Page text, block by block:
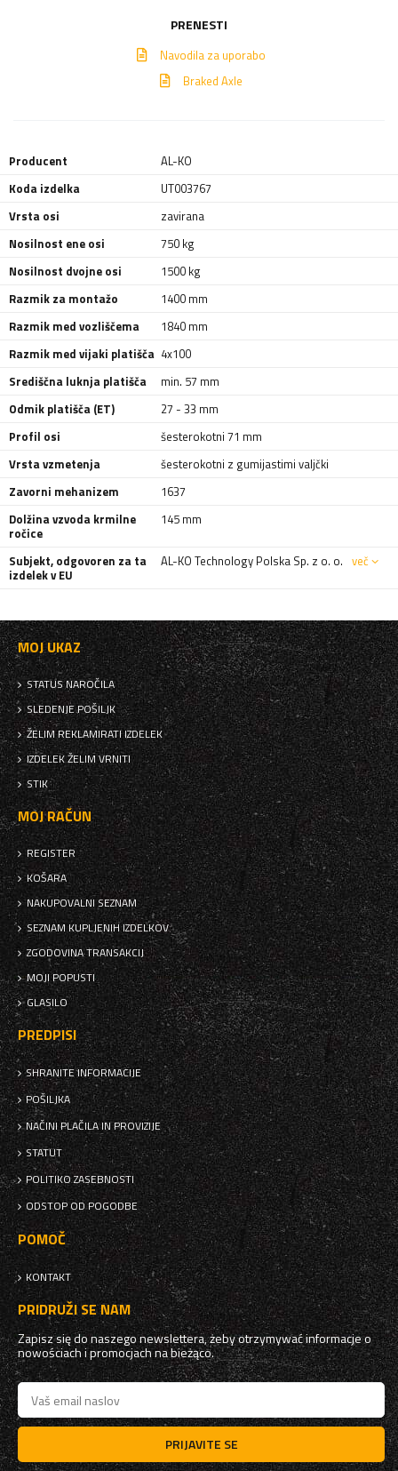
PRENESTI
Navodila za uporabo
Braked Axle
Producent
AL-KO
Koda izdelka
UT003767
Vrsta osi
zavirana
Nosilnost ene osi
750 kg
Nosilnost dvojne osi
1500 kg
Razmik za montažo
1400 mm
Razmik med vozliščema
1840 mm
Razmik med vijaki platišča 4x100
Središčna luknja platišča
min. 57 mm
Odmik platišča (ET)
27 - 33 mm
Profil osi
šesterokotni 71 mm
Vrsta vzmetenja
šesterokotni z gumijastimi valjčki
Zavorni mehanizem
1637
Dolžina vzvoda krmilne
ročice
145 mm
Subjekt, odgovoren za ta
izdelek v EU
AL-KO Technology Polska Sp. z o. o. več
MOJ UKAZ
STATUS NAROČILA
SLEDENJE POŠILJK
ŽELIM REKLAMIRATI IZDELEK
IZDELEK ŽELIM VRNITI
STIK
MOJ RAČUN
REGISTER
KOŠARA
NAKUPOVALNI SEZNAM
SEZNAM KUPLJENIH IZDELKOV
ZGODOVINA TRANSAKCIJ
MOJI POPUSTI
GLASILO
PREDPISI
SHRANITE INFORMACIJE
POŠILJKA
NAČINI PLAČILA IN PROVIZIJE
STATUT
POLITIKO ZASEBNOSTI
ODSTOP OD POGODBE
POMOČ
KONTAKT
PRIDRUŽI SE NAM
Zapisz się do naszego newslettera, żeby otrzymywać informacje o
nowościach i promocjach na bieżąco.
PRIJAVITE SE